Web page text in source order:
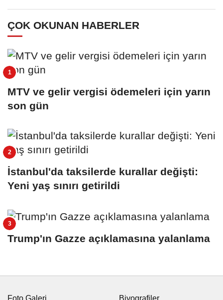
ÇOK OKUNAN HABERLER
MTV ve gelir vergisi ödemeleri için yarın
son gün
İstanbul'da taksilerde kurallar değişti:
Yeni yaş sınırı getirildi
Trump'ın Gazze açıklamasına yalanlama
Foto Galeri Biyografiler